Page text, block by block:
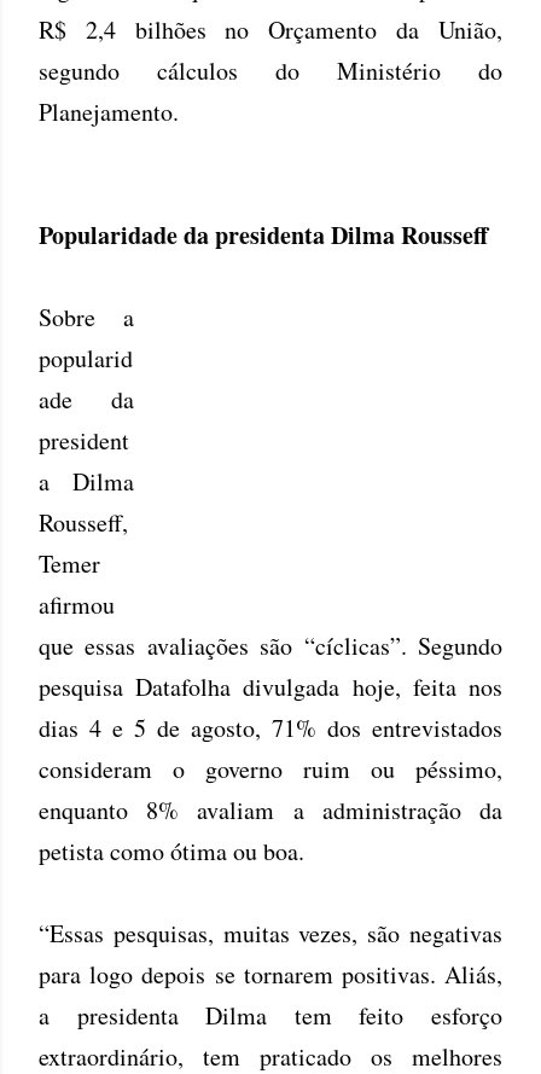
R$ 2,4 bilhões no Orçamento da União,
segundo cálculos do Ministério do
Planejamento.
Popularidade da presidenta Dilma Rousseff
Sobre a
popularid
ade da
president
a Dilma
Rousseff,
Temer
afirmou
que essas avaliações são “cíclicas”. Segundo
pesquisa Datafolha divulgada hoje, feita nos
dias 4 e 5 de agosto, 71% dos entrevistados
consideram o governo ruim ou péssimo,
enquanto 8% avaliam a administração da
petista como ótima ou boa.
“Essas pesquisas, muitas vezes, são negativas
para logo depois se tornarem positivas. Aliás,
a presidenta Dilma tem feito esforço
extraordinário, tem praticado os melhores